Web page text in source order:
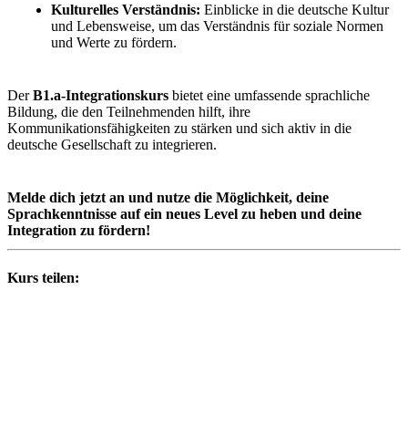
Kulturelles Verständnis: Einblicke in die deutsche Kultur
und Lebensweise, um das Verständnis für soziale Normen
und Werte zu fördern.
DerB1.a-Integrationskurs bietet eine umfassende sprachliche
Bildung, die den Teilnehmenden hilft, ihre
Kommunikationsfähigkeiten zu stärken und sich aktiv in die
deutsche Gesellschaft zu integrieren.
Melde dich jetzt an und nutze die Möglichkeit, deine
Sprachkenntnisse auf ein neues Level zu heben und deine
Integration zu fördern!
Kurs teilen: